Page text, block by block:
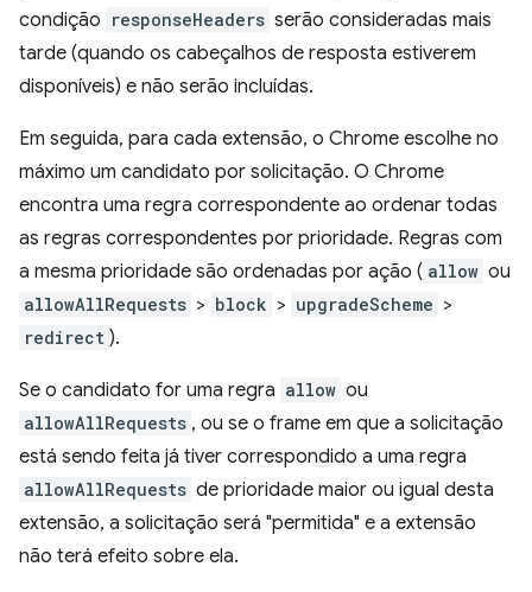
condição responseHeaders serão consideradas mais
tarde (quando os cabeçalhos de resposta estiverem
disponíveis) e não serão incluídas.
Em seguida, para cada extensão, o Chrome escolhe no
máximo um candidato por solicitação. O Chrome
encontra uma regra correspondente ao ordenar todas
as regras correspondentes por prioridade. Regras com
a mesma prioridade são ordenadas por ação ( allow ou
allowAllRequests > block > upgradeScheme >
redirect ).
Se o candidato for uma regra allow ou
allowAllRequests , ou se o frame em que a solicitação
está sendo feita já tiver correspondido a uma regra
allowAllRequests de prioridade maior ou igual desta
extensão, a solicitação será "permitida" e a extensão
não terá efeito sobre ela.